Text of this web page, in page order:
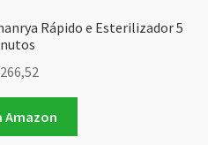
Rápido e Esterilizador 5
266,52
Amazon